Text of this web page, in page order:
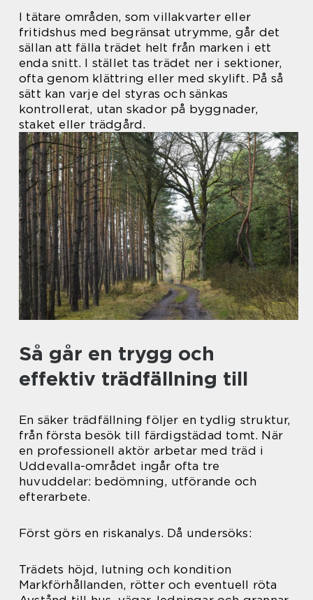
I tätare områden, som villakvarter eller
fritidshus med begränsat utrymme, går det
sällan att fälla trädet helt från marken i ett
enda snitt. I stället tas trädet ner i sektioner,
ofta genom klättring eller med skylift. På så
sätt kan varje del styras och sänkas
kontrollerat, utan skador på byggnader,
staket eller trädgård.
Så går en trygg och
effektiv trädfällning till
En säker trädfällning följer en tydlig struktur,
från första besök till färdigstädad tomt. När
en professionell aktör arbetar med träd i
Uddevalla-området ingår ofta tre
huvuddelar: bedömning, utförande och
efterarbete.
Först görs en riskanalys. Då undersöks:
Trädets höjd, lutning och kondition
Markförhållanden, rötter och eventuell röta